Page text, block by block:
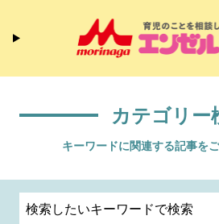
カテゴリー
キーワードに関連する記事を